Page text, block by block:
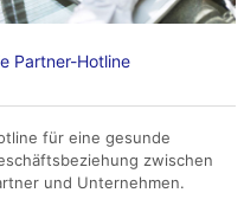
Partner-Hotline
für eine gesunde
zwischen
und Unternehmen.